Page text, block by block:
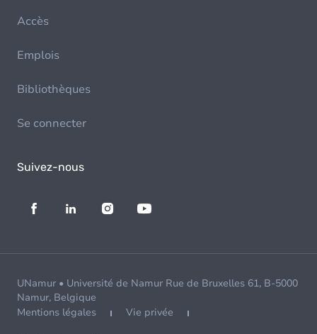
Accès
Emplois
Bibliothèques
Se connecter
Suivez-nous
UNamur • Université de Namur Rue de Bruxelles 61, B-5000
Namur, Belgique
Mentions légales
Vie privée